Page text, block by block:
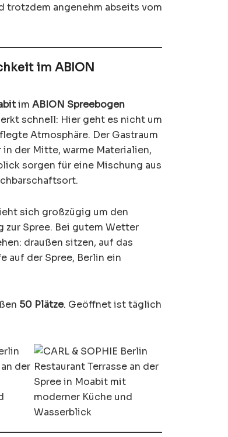
trotzdem angenehm abseits vom
im ABION
im ABION Spreebogen
schnell: Hier geht es nicht um
Atmosphäre. Der Gastraum
der Mitte, warme Materialien,
sorgen für eine Mischung aus
sich großzügig um den
Spree. Bei gutem Wetter
draußen sitzen, auf das
auf der Spree, Berlin ein
50 Plätze. Geöffnet ist täglich